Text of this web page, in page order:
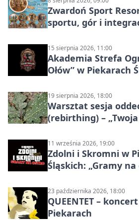
Zwardoń Sport
sportu, gór i
15 sierpnia 2026, 11:00
Akademia Strefa
Ołów” w Piekarach
19 sierpnia 2026, 18:00
Warsztat sesja
(rebirthing) – „Twoja
11 września 2026, 19:00
Zdolni i Skromni w
Śląskich: „Gramy
23 października 2026, 18:00
QUEENTET –
Piekarach